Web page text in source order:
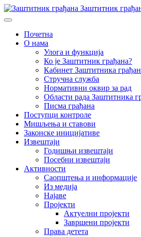
Заштитник
Почетна
О нама
Улога и функција
Ко је Заштитник грађана?
Кабинет Заштитника
Стручна служба
Нормативни оквир за рад
Области рада Заштитника
Писма грађана
Поступци контроле
Мишљења и ставови
Законске иницијативе
Извештаји
Годишњи извештаји
Посебни извештаји
Активности
Саопштења и информације
Из медија
Најаве
Пројекти
Актуелни пројекти
Завршени пројекти
Права детета